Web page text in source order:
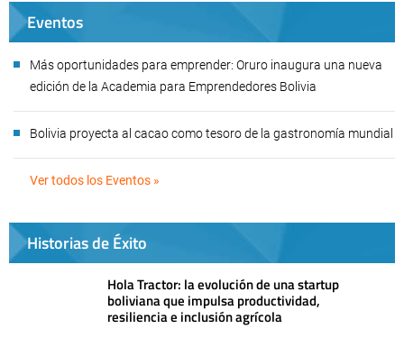
Eventos
Más oportunidades para emprender: Oruro inaugura una nueva
edición de la Academia para Emprendedores Bolivia
Bolivia proyecta al cacao como tesoro de la gastronomía mundial
Ver todos los Eventos »
Historias de Éxito
Hola Tractor: la evolución de una startup
boliviana que impulsa productividad,
resiliencia e inclusión agrícola